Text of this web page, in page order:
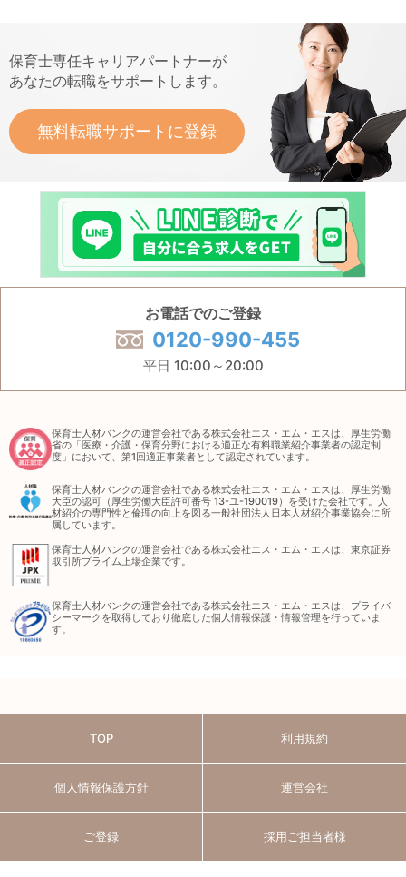
保育士専任キャリアパートナーが
あなたの転職をサポートします。
無料転職サポートに登録
お電話でのご登録
0120-990-455
平日 10:00～20:00
保育士人材バンクの運営会社である株式会社エス・エム・エスは、厚生労働
省の「医療・介護・保育分野における適正な有料職業紹介事業者の認定制
度」において、第1回適正事業者として認定されています。
保育士人材バンクの運営会社である株式会社エス・エム・エスは、厚生労働
大臣の認可（厚生労働大臣許可番号 13-ユ-190019）を受けた会社です。人
材紹介の専門性と倫理の向上を図る一般社団法人日本人材紹介事業協会に所
属しています。
保育士人材バンクの運営会社である株式会社エス・エム・エスは、東京証券
取引所プライム上場企業です。
保育士人材バンクの運営会社である株式会社エス・エム・エスは、プライバ
シーマークを取得しており徹底した個人情報保護・情報管理を行っていま
す。
TOP 利用規約
個人情報保護方針 運営会社
ご登録 採用ご担当者様